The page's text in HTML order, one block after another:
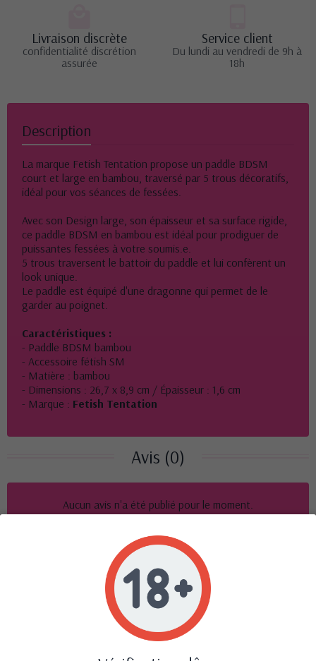
Livraison discrète
confidentialité discrétion
assurée
Service client
Du lundi au vendredi de 9h à
18h
Description
La marque Fetish Tentation propose un paddle BDSM
court et large en bambou, traversé par 5 trous décoratifs,
idéal pour vos séances de fessées.
Avec son Design large, son épaisseur et sa surface rigide,
ce paddle BDSM en bambou est idéal pour prodiguer de
puissantes fessées à votre soumis.e.
5 trous traversent le battoir du paddle et lui confèrent un
look unique.
Le paddle est équipé d'une dragonne qui permet de le
garder au poignet.
Caractéristiques :
- Paddle BDSM bambou
- Accessoire fétish SM
- Matière : bambou
- Dimensions : 26,7 x 8,9 cm / Épaisseur : 1,6 cm
- Marque : Fetish Tentation
Avis (0)
Aucun avis n'a été publié pour le moment.